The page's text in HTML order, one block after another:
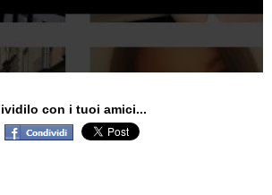
con i tuoi amici...